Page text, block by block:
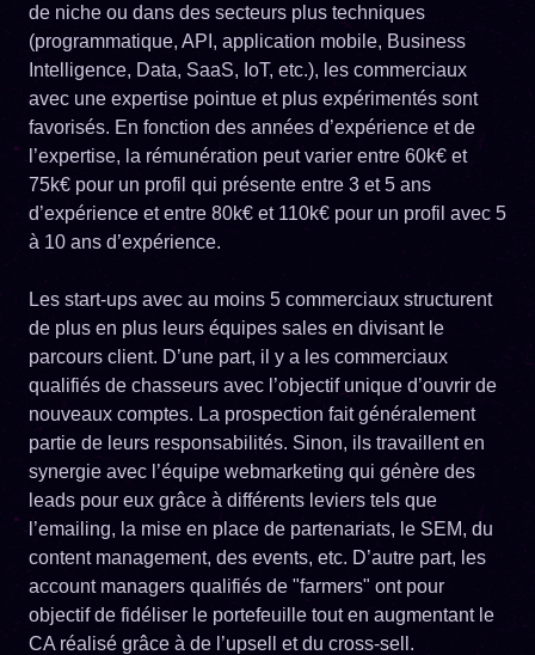
de niche ou dans des secteurs plus techniques
(programmatique, API, application mobile, Business
Intelligence, Data, SaaS, IoT, etc.), les commerciaux
avec une expertise pointue et plus expérimentés sont
favorisés. En fonction des années d’expérience et de
l’expertise, la rémunération peut varier entre 60k€ et
75k€ pour un profil qui présente entre 3 et 5 ans
d’expérience et entre 80k€ et 110k€ pour un profil avec 5
à 10 ans d’expérience.
Les start-ups avec au moins 5 commerciaux structurent
de plus en plus leurs équipes sales en divisant le
parcours client. D’une part, il y a les commerciaux
qualifiés de chasseurs avec l’objectif unique d’ouvrir de
nouveaux comptes. La prospection fait généralement
partie de leurs responsabilités. Sinon, ils travaillent en
synergie avec l’équipe webmarketing qui génère des
leads pour eux grâce à différents leviers tels que
l’emailing, la mise en place de partenariats, le SEM, du
content management, des events, etc. D’autre part, les
account managers qualifiés de "farmers" ont pour
objectif de fidéliser le portefeuille tout en augmentant le
CA réalisé grâce à de l’upsell et du cross-sell.